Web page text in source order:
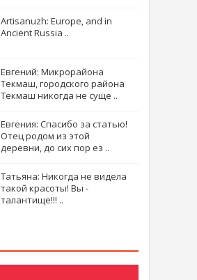
Artisanuzh: Europe, and in
Ancient Russia ..
Евгений: Микрорайона
Текмаш, городского района
Текмаш никогда не суще ..
Евгения: Спасибо за статью!
Отец родом из этой
деревни, до сих пор ез ..
Татьяна: Никогда не видела
такой красоты! Вы -
талантище!!! ..